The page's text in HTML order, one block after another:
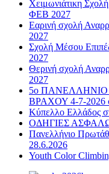
Χειμωνιάτικη
ΦΕΒ 2027
Εαρινή σχολή
2027
Σχολή Μέσου
2027
Θερινή σχολή
2027
5ο
ΒΡΑΧΟΥ 4-7-2026
Κύπελλο Ελλάδος
ΟΔΗΓΙΕΣ
Πανελλήνιο
28.6.2026
Youth Color